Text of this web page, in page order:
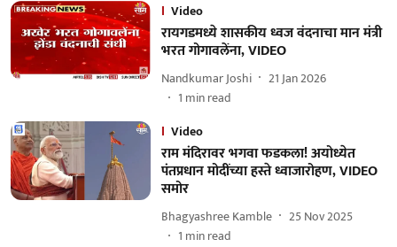
Video
रायगडमध्ये शासकीय ध्वज वंदनाचा मान मंत्री
भरत गोगावलेंना, VIDEO
Nandkumar Joshi
21 Jan 2026
1 min read
Video
राम मंदिरावर भगवा फडकला! अयोध्येत
पंतप्रधान मोदींच्या हस्ते ध्वाजारोहण, VIDEO
समोर
Bhagyashree Kamble
25 Nov 2025
1 min read